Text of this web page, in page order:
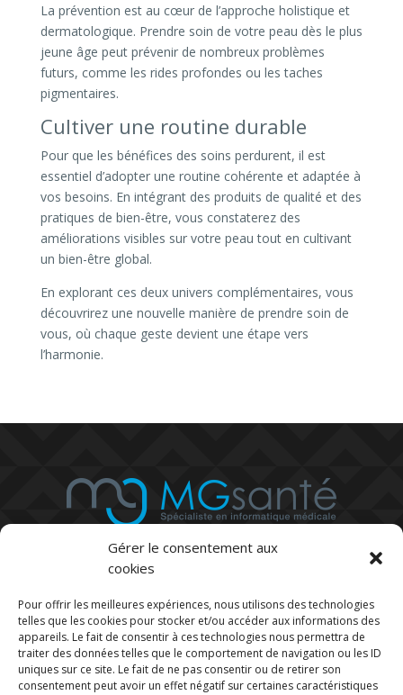
Gérer le consentement aux
cookies
Pour offrir les meilleures expériences, nous utilisons des technologies
telles que les cookies pour stocker et/ou accéder aux informations des
appareils. Le fait de consentir à ces technologies nous permettra de
traiter des données telles que le comportement de navigation ou les ID
uniques sur ce site. Le fait de ne pas consentir ou de retirer son
consentement peut avoir un effet négatif sur certaines caractéristiques
La prévention est au cœur de l’approche holistique et
dermatologique. Prendre soin de votre peau dès le plus
jeune âge peut prévenir de nombreux problèmes
futurs, comme les rides profondes ou les taches
pigmentaires.
Cultiver une routine durable
Pour que les bénéfices des soins perdurent, il est
essentiel d’adopter une routine cohérente et adaptée à
vos besoins. En intégrant des produits de qualité et des
pratiques de bien-être, vous constaterez des
améliorations visibles sur votre peau tout en cultivant
un bien-être global.
En explorant ces deux univers complémentaires, vous
découvrirez une nouvelle manière de prendre soin de
vous, où chaque geste devient une étape vers
l’harmonie.
 03 73 27 08 49
Du lundi au vendredi, de 8H30 à 18H30
contact@mg-pro.fr